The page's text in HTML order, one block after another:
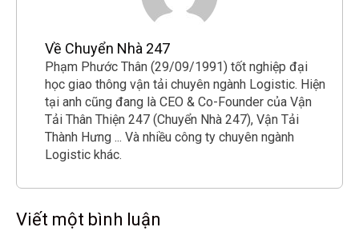
Về Chuyển Nhà 247
Phạm Phước Thân (29/09/1991) tốt nghiệp đại
học giao thông vận tải chuyên ngành Logistic. Hiện
tại anh cũng đang là CEO & Co-Founder của Vận
Tải Thân Thiện 247 (Chuyển Nhà 247), Vận Tải
Thành Hưng ... Và nhiều công ty chuyên ngành
Logistic khác.
Viết một bình luận